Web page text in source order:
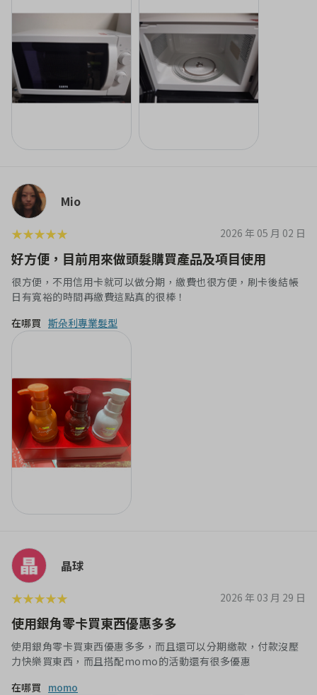
Mio
★★★★★ 2026 年 05 月 02 日
好方便，目前用來做頭髮購買產品及項目使用
很方便，不用信用卡就可以做分期，繳費也很方便，刷卡後結帳
日有寬裕的時間再繳費這點真的很棒！
在哪買 斯朵利專業髮型
晶球
★★★★★ 2026 年 03 月 29 日
使用銀角零卡買東西優惠多多
使用銀角零卡買東西優惠多多，而且還可以分期繳款，付款沒壓
在哪買 momo